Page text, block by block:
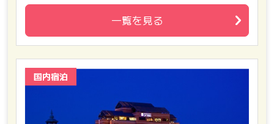
一覧を見る
国内宿泊